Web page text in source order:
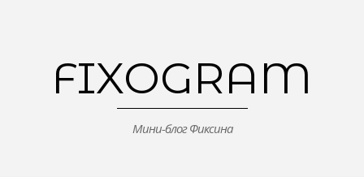
FIXOGRAM
Мини-блог Фиксина